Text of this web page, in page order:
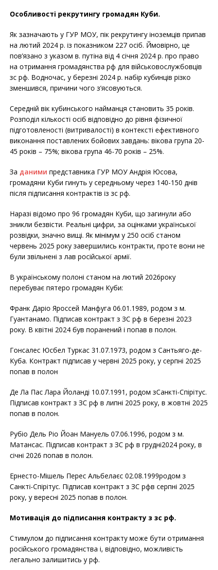
Особливості рекрутингу громадян Куби.
Як зазначають у ГУР МОУ, пік рекрутингу іноземців припав
на лютий 2024 р. із показником 227 осіб. Ймовірно, це
пов’язано з указом в. путіна від 4 січня 2024 р. про право
на отримання громадянства рф для військовослужбовців
зс рф. Водночас, у березні 2024 р. набір кубинців різко
зменшився, причини чого з’ясовуються.
Середній вік кубинського найманця становить 35 років.
Розподіл кількості осіб відповідно до рівня фізичної
підготовленості (витривалості) в контексті ефективного
виконання поставлених бойових завдань: вікова група 20-
45 років – 75%; вікова група 46-70 років – 25%.
За даними представника ГУР МОУ Андрія Юсова,
громадяни Куби гинуть у середньому через 140-150 днів
після підписання контрактів із зс рф.
Наразі відомо про 96 громадян Куби, що загинули або
зникли безвісти. Реальні цифри, за оцінками української
розвідки, значно вищі. Як мінімум у 250 осіб станом
червень 2025 року завершились контракти, проте вони не
були звільнені з лав російської армії.
В українському полоні станом на лютий 2026року
перебуває пятеро громадян Куби:
Франк Даріо Яроссей Манфуга 06.01.1989, родом з м.
Гуантанамо. Підписав контракт з ЗС рф в березні 2023
року. В квітні 2024 був поранений і попав в полон.
Гонсалес Юсбел Туркас 31.07.1973, родом з Сантьяго-де-
Куба. Контракт підписав у червні 2025 року, у серпні 2025
попав в полон
Де Ла Пас Лара Йоланді 10.07.1991, родом зСанкті-Спірітус.
Підписав контракт з ЗС рф в липні 2025 року, в жовтні 2025
попав в полон.
Рубіо Дель Ріо Йоан Мануель 07.06.1996, родом з м.
Матансас. Підписав контракт з ЗС рф в грудні2024 року, в
січні 2026 попав в полон.
Ернесто-Мішель Перес Альбелаєс 02.08.1999родом з
Санкті-Спірітус. Підписав контракт з ЗС рфв серпні 2025
року, у вересні 2025 попав в полон.
Мотивація до підписання контракту з зс рф.
Cтимулом до підписання контракту може бути отримання
російського громадянства і, відповідно, можливість
легально залишитись у рф.